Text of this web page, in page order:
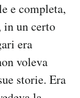
e completa,
in un certo
era
voleva
storie. Era